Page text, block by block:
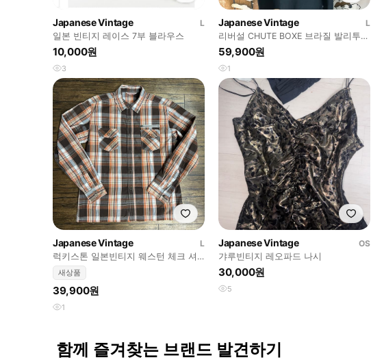
Japanese Vintage
L
일본 빈티지 레이스 7부 블라우스
10,000원
3
Japanese Vintage
L
리버설 CHUTE BOXE 브라질 발리투도
양면 티셔츠 L
59,900원
1
Japanese Vintage
L
럭키스톤 일본빈티지 웨스턴 체크 셔
츠 L 새상품
새상품
39,900원
1
Japanese Vintage
OS
갸루빈티지 레오파드 나시
30,000원
5
함께 즐겨찾는 브랜드 발견하기